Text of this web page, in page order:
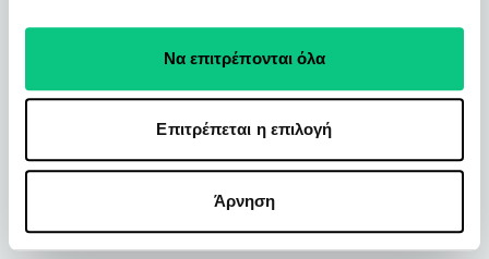
Να επιτρέπονται όλα
Επιτρέπεται η επιλογή
Άρνηση